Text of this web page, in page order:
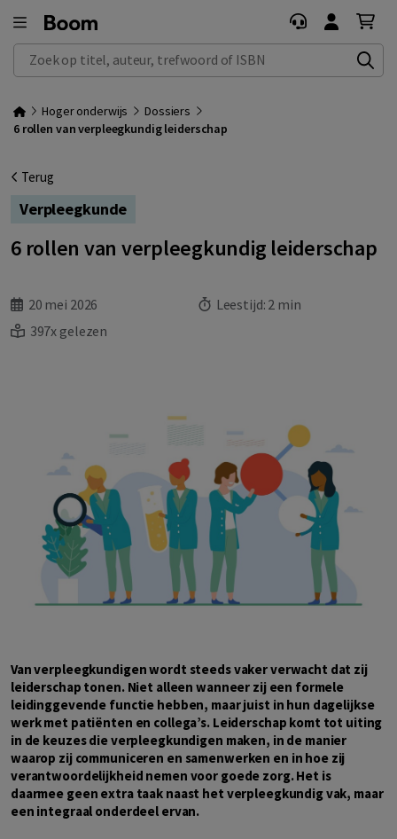
Zoek op titel, auteur, trefwoord of ISBN
Hoger onderwijs
Dossiers
6 rollen van verpleegkundig leiderschap
Terug
Verpleegkunde
6 rollen van verpleegkundig leiderschap
20 mei 2026 Leestijd: 2 min
397x gelezen
Van verpleegkundigen wordt steeds vaker verwacht dat zij
leiderschap tonen. Niet alleen wanneer zij een formele
leidinggevende functie hebben, maar juist in hun dagelijkse
werk met patiënten en collega’s. Leiderschap komt tot uiting
in de keuzes die verpleegkundigen maken, in de manier
waarop zij communiceren en samenwerken en in hoe zij
verantwoordelijkheid nemen voor goede zorg. Het is
daarmee geen extra taak naast het verpleegkundig vak, maar
een integraal onderdeel ervan.